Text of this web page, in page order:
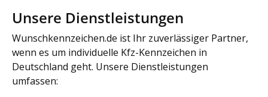
Unsere Dienstleistungen
Wunschkennzeichen.de ist Ihr zuverlässiger Partner,
wenn es um individuelle Kfz-Kennzeichen in
Deutschland geht. Unsere Dienstleistungen
umfassen: